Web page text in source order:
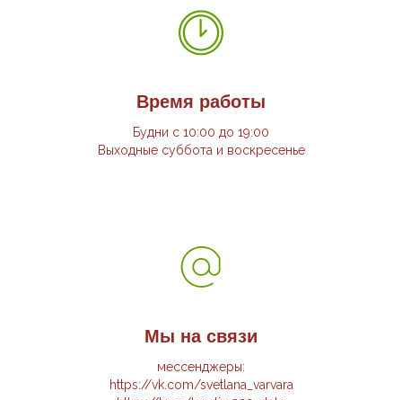
Время работы
Будни с 10:00 до 19:00
Выходные суббота и воскресенье
Мы на связи
мессенджеры:
https://vk.com/svetlana_varvara